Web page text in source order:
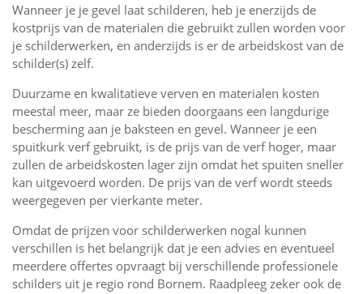
Wanneer je je gevel laat schilderen, heb je enerzijds de
kostprijs van de materialen die gebruikt zullen worden voor
je schilderwerken, en anderzijds is er de arbeidskost van de
schilder(s) zelf.
Duurzame en kwalitatieve verven en materialen kosten
meestal meer, maar ze bieden doorgaans een langdurige
bescherming aan je baksteen en gevel. Wanneer je een
spuitkurk verf gebruikt, is de prijs van de verf hoger, maar
zullen de arbeidskosten lager zijn omdat het spuiten sneller
kan uitgevoerd worden. De prijs van de verf wordt steeds
weergegeven per vierkante meter.
Omdat de prijzen voor schilderwerken nogal kunnen
verschillen is het belangrijk dat je een advies en eventueel
meerdere offertes opvraagt bij verschillende professionele
schilders uit je regio rond Bornem. Raadpleeg zeker ook de